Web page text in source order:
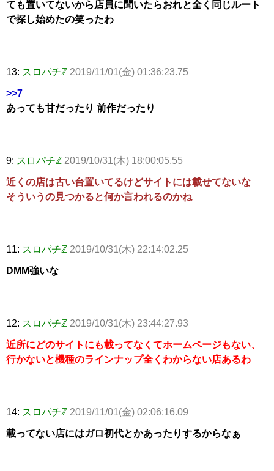
ても置いてないから店員に聞いたらおれと全く同じルート
で探し始めたの笑ったわ
13: スロパチℤ 2019/11/01(金) 01:36:23.75
>>7
あっても甘だったり 前作だったり
9: スロパチℤ 2019/10/31(木) 18:00:05.55
近くの店は古い台置いてるけどサイトには載せてないな
そういうの見つかると何か言われるのかね
11: スロパチℤ 2019/10/31(木) 22:14:02.25
DMM強いな
12: スロパチℤ 2019/10/31(木) 23:44:27.93
近所にどのサイトにも載ってなくてホームページもない、
行かないと機種のラインナップ全くわからない店あるわ
14: スロパチℤ 2019/11/01(金) 02:06:16.09
載ってない店にはガロ初代とかあったりするからなぁ